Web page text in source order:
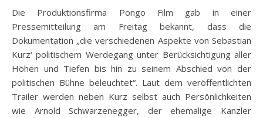
Die Produktionsfirma Pongo Film gab in einer
Pressemitteilung am Freitag bekannt, dass die
Dokumentation „die verschiedenen Aspekte von Sebastian
Kurz‘ politischem Werdegang unter Berücksichtigung aller
Höhen und Tiefen bis hin zu seinem Abschied von der
politischen Bühne beleuchtet“. Laut dem veröffentlichten
Trailer werden neben Kurz selbst auch Persönlichkeiten
wie Arnold Schwarzenegger, der ehemalige Kanzler